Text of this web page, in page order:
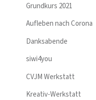
Grundkurs 2021
Aufleben nach Corona
Danksabende
siwi4you
CVJM Werkstatt
Kreativ-Werkstatt